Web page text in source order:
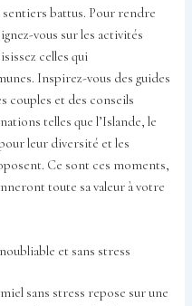
sentiers battus. Pour rendre
vous sur les activités
celles qui
Inspirez-vous des guides
couples et des conseils
telles que l’Islande, le
leur diversité et les
Ce sont ces moments,
toute sa valeur à votre
et sans stress
sans stress repose sur une